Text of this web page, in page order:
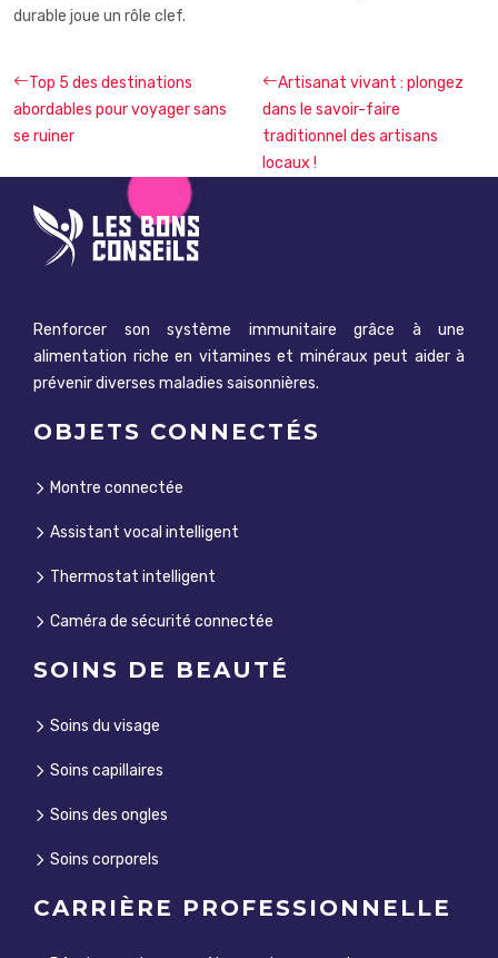
durable joue un rôle clef.
Top 5 des destinations
abordables pour voyager sans
se ruiner
Artisanat vivant : plongez
dans le savoir-faire
traditionnel des artisans
locaux !
Renforcer son système immunitaire grâce à une
alimentation riche en vitamines et minéraux peut aider à
prévenir diverses maladies saisonnières.
OBJETS CONNECTÉS
Montre connectée
Assistant vocal intelligent
Thermostat intelligent
Caméra de sécurité connectée
SOINS DE BEAUTÉ
Soins du visage
Soins capillaires
Soins des ongles
Soins corporels
CARRIÈRE PROFESSIONNELLE